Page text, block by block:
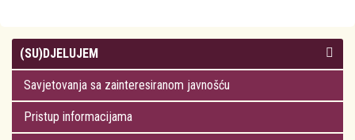
(SU)DJELUJEM
Savjetovanja sa zainteresiranom javnošću
Pristup informacijama